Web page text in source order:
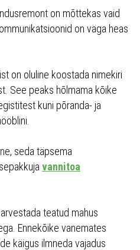
on mõttekas vaid
on väga heas
on oluline koostada nimekiri
See peaks hõlmama kõike
kuni põranda- ja
seda täpsema
vannitoa
teatud mahus
Ennekõike vanemates
käigus ilmneda vajadus